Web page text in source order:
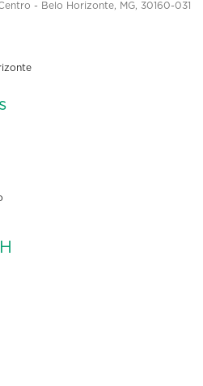
- Belo Horizonte, MG, 30160-031